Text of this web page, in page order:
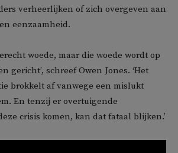
verheerlijken of zich overgeven aan
eenzaamheid.
woede, maar die woede wordt op
gericht’, schreef Owen Jones. ‘Het
brokkelt af vanwege een mislukt
En tenzij er overtuigende
crisis komen, kan dat fataal blijken.’